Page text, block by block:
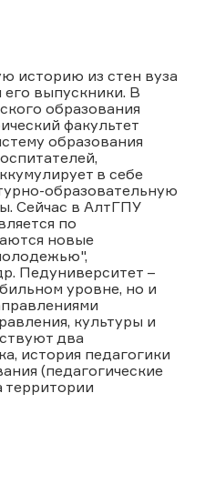
историю из стен вуза
выпускники. В
образования
факультет
образования
в себе
образовательную
Сейчас в АлтГПУ
по
новые
Педуниверситет –
уровне, но и
культуры и
два
история педагогики
(педагогические
территории